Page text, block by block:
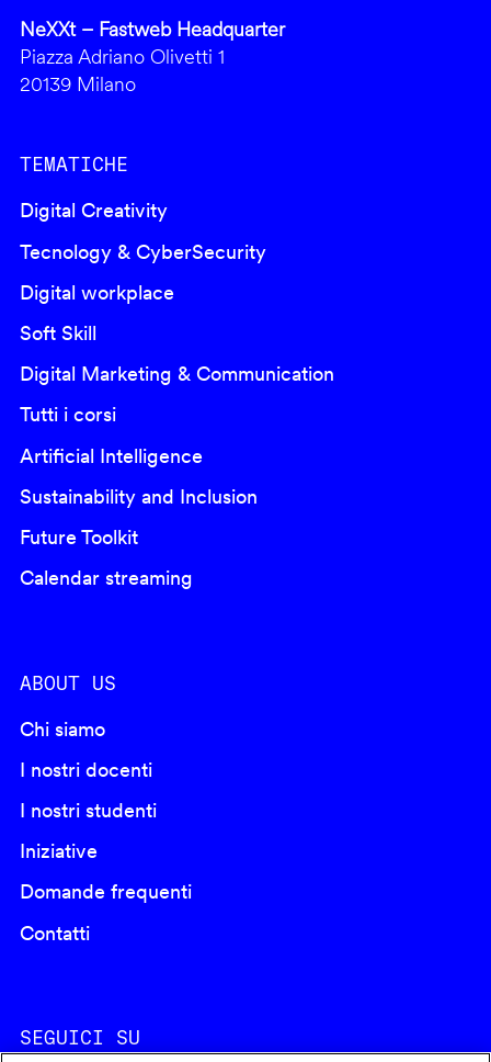
NeXXt – Fastweb Headquarter
Piazza Adriano Olivetti 1
20139 Milano
TEMATICHE
Digital Creativity
Tecnology & CyberSecurity
Digital workplace
Soft Skill
Digital Marketing & Communication
Tutti i corsi
Artificial Intelligence
Sustainability and Inclusion
Future Toolkit
Calendar streaming
ABOUT US
Chi siamo
I nostri docenti
I nostri studenti
Iniziative
Domande frequenti
Contatti
SEGUICI SU